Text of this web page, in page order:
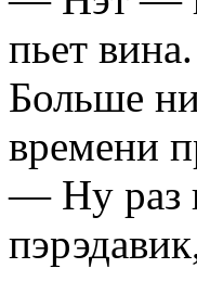
пьет
Больше
времени
— Ну рaз